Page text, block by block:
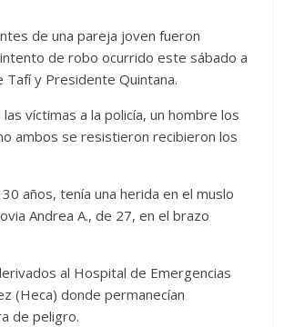
de una pareja joven fueron
de robo ocurrido este sábado a
Tafí y Presidente Quintana.
víctimas a la policía, un hombre los
ambos se resistieron recibieron los
años, tenía una herida en el muslo
Andrea A., de 27, en el brazo
al Hospital de Emergencias
(Heca) donde permanecían
de peligro.